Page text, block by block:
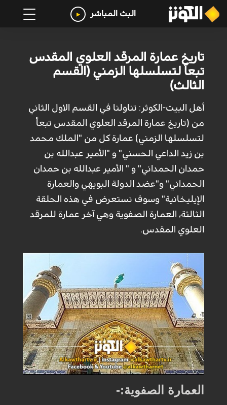
البث المباشر
تاريخ عمارة المرقد العلوي المقدس
تبعاً لتسلسلها الزمني (القسم
الثالث)
أهل البيت-الكوثر: تناولنا في القسم الاول الثاني
من (تاريخ عمارة المرقد العلوي المقدس تبعاً
لتسلسلها الزمني) عمارة كل من "الملك محمد
بن زيد الداعي الحسني" و "الأمير عبدالله بن
حمدان الحمداني" و " الأمير عبدالله بن حمدان
الحمداني" و"عضد الدولة البويهي والعمارة
الإيليخانية" وسوف نستعرض في هذه الحلقة
الثالثة، العمارة الصفوية وهي آخر عمارة للمرقد
العلوي المقدس.
العمارة الصفوية:-